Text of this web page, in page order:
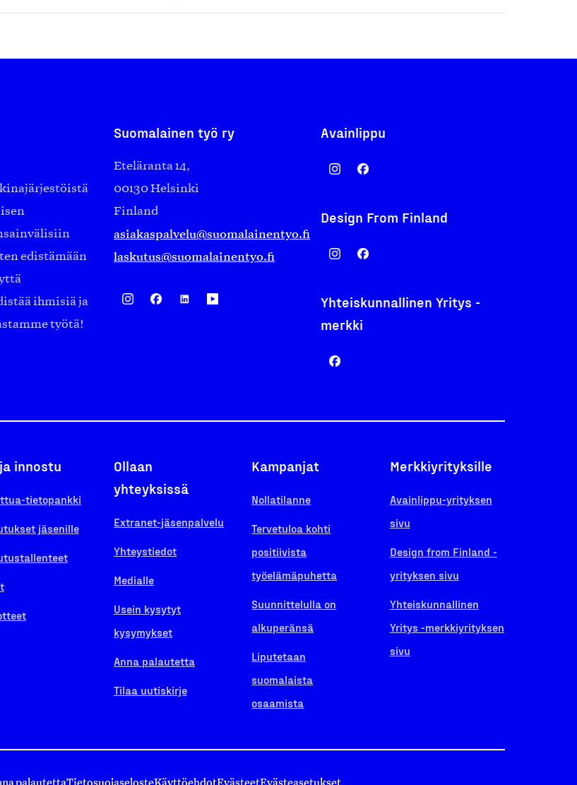
edistämään
ihmisiä ja
työtä!
Suomalainen työ ry
Eteläranta 14,
00130 Helsinki
Finland
asiakaspalvelu@suomalainentyo.fi
laskutus@suomalainentyo.fi
Avainlippu
Design From Finland
Yhteiskunnallinen Yritys -
merkki
innostu
tietopankki
jäsenille
Ollaan
yhteyksissä
Extranet-jäsenpalvelu
Yhteystiedot
Medialle
Usein kysytyt
kysymykset
Anna palautetta
Tilaa uutiskirje
Kampanjat
Nollatilanne
Tervetuloa kohti
positiivista
työelämäpuhetta
Suunnittelulla on
alkuperänsä
Liputetaan
suomalaista
osaamista
Merkkiyrityksille
Avainlippu-yrityksen
sivu
Design from Finland -
yrityksen sivu
Yhteiskunnallinen
Yritys -merkkiyrityksen
sivu